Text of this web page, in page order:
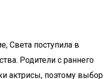
Света поступила в
Родители с раннего
актрисы, поэтому выбор